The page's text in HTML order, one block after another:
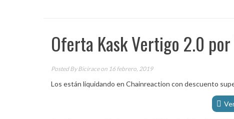
Oferta Kask Vertigo 2.0
Posted ByBiciraceon 16 febrero, 2019
Los están liquidando en Chainreaction con descuento